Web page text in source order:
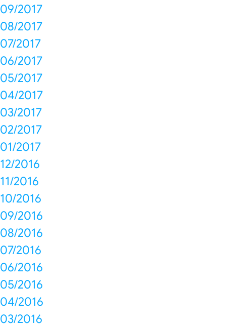
09/2017
08/2017
07/2017
06/2017
05/2017
04/2017
03/2017
02/2017
01/2017
12/2016
11/2016
10/2016
09/2016
08/2016
07/2016
06/2016
05/2016
04/2016
03/2016